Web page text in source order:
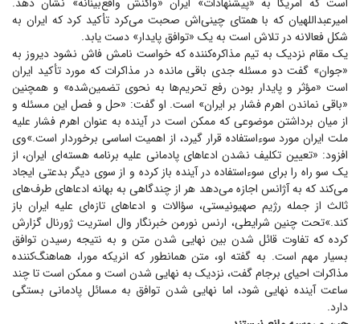
امیرعبداللهیان که با همتای چینی‌اش صحبت می‌کرد تأکید کرد که ایران به
شکل فعالانه در تلاش است به یک «توافق پایدار» دست یابد.
یک مقام نزدیک به تیم مذاکره‌کننده که خواست نامش فاش نشود دیروز به
«جوان» گفت دو مسئله جدی باقی مانده در مذاکرات که مورد تأکید ایران
است «مؤثر و پایدار بودن رفع تحریم‌ها به نحوی تضمین‌شده» و همچنین
«باقی نماندن اهرم فشار بر ایران» است. او گفت: «حل و فصل این مسئله و
از میان برداشتن موضوعی که ممکن است در آینده به عنوان اهرم فشار علیه
ملت ایران مورد سوء‌استفاده قرار گیرد، از اهمیت اساسی برخوردار است.»‌وی
افزود: «تعیین تکلیف نشدن ادعا‌های پادمانی علیه برنامه هسته‌ای ایران، از
یک سو راه را برای سوءاستفاده در آینده باز کرده و از سوی دیگر بدعتی ایجاد
می‌کند که به آژانس اجازه می‌دهد هر از چندگاهی به بهانه ادعا‌های طرف‌های
ثالث از جمله رژیم صهیونیستی، سؤالات و ادعا‌های تازه‌ای علیه ایران باز
کند.»‌تحت چنین شرایطی، ارنس نورمن خبرنگار وال استریت ژورنال گزارش
کرده که تفاوت قائل شدن بین نهایی شدن متن و به نتیجه رسیدن توافق
بسیار مهم است. به گفته او، متن همانطور که انریکه مورا، هماهنگ‌کننده
مذاکرات احیای برجام گفت، نزدیک به نهایی شدن است و ممکن است تا چند
ساعت آینده نهایی شود، اما نهایی شدن توافق به مسائل پادمانی بستگی
دارد.